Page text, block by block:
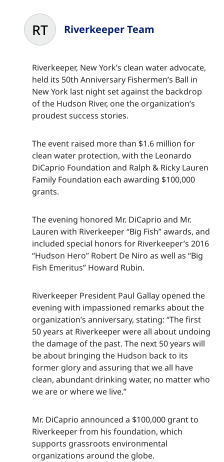
RT Riverkeeper Team
Riverkeeper, New York’s clean water advocate,
held its 50th Anniversary Fishermen’s Ball in
New York last night set against the backdrop
of the Hudson River, one the organization’s
proudest success stories.​​​​‌ ‍ ​‍​‍‌‍ ‌ ​‍‌‍‍‌‌‍‌ ‌‍‍‌‌‍ ‍​‍​‍​ ‍‍​‍​‍‌ ​ ‌‍​‌‌‍ ‍‌‍‍‌‌ ‌​‌ ‍‌​‍ ‍‌‍‍‌‌‍ ​‍​‍​‍ ​​‍​‍‌‍‍​‌ ​‍‌‍‌‌‌‍‌‍​‍​‍​ ‍‍​‍​‍‌‍‍​‌ ‌​‌ ‌​‌ ​​‌ ​ ​ ‍‍​‍ ​‍ ‌‍​ ‌‍ ‌‌ ​ ​‍ ‍‌‍ ‌‌‍​‌‌‍‍‌‌‍ ‍​‍ ‍​ ​‍​ ​​​ ​‍​ ‌​‌ ​‍‌‍‌‌‌‍‌​‌‍‌‌‌ ​ ‌‍‍‌‌‍‌ ‌‍ ‍​‍ ‍‌ ​‍‌‍‍‌‌ ‌‍‌‍‌‌‌ ​‍‌‍‍ ‌‍‌‌‌‍‌‌‌ ​​‌‍‌‌‌ ​‍​‍ ‍‌‍ ‌ ​‍‌‍‌ ​‍ ‌‍‍‌‌‍ ‍‌ ‌​‌‍‌‌‌‍ ‍‌ ‌​​‍ ‌‍‌‌‌‍‌​‌‍‍‌‌ ‌​​‍ ‌‍ ‌‌‍ ‌‍‌​‌‍‌‌​ ‌‌ ​​‌ ​‍‌‍‌‌‌ ​ ‌‍‌‌‌‍ ‍‌ ‌​‌‍​‌‌ ‌​‌‍‍‌‌‍ ‌‍ ‍​ ‍ ‌‍‍‌‌‍‌​​ ‌‌‍​‌‌‍​‌‌‍​‍‌‍​‍​ ‌‍​ ​‌​ ​ ‌‍​‍​‍ ‌​ ​​‌‍​‍‌‍‌‌​ ‌​​‍ ‌​ ‌​‌‍​‍‌‍​‍​ ​‌​‍ ‌‌‍​‌‌‍​‌‌‍‌‍‌‍‌‌​‍ ‌​ ​‌​ ​ ​ ‍​​ ‌​​ ‌‌​ ‌‍‌‍​ ​ ‌‍​ ‌​​ ‌‍‌‍‌‍​ ‌​​ ‍ ‌ ‌​‌ ‍‌‌ ​​‌‍‌‌​ ‌‌‍​‌‌ ​‍‌ ‌​‌‍‍‌‌‍​ ‌‍ ​‌‍‌‌​ ‍ ‌ ​​‌‍​‌‌ ‌​‌‍‍​​ ‌‌‍​ ‌‍ ‌‍ ‍‌ ‌​‌‍‌‌‌‍ ‍‌ ‌​​‍‌‌​ ‌‌‌​​‍‌‌ ‌‍‍ ‌‍‌‌‌ ‍‌​‍‌‌​ ​ ‌​‌​​‍‌‌​ ​ ‌​‌​​‍‌‌​ ​‍​ ​‍​ ‌ ​ ​​‌‍​‌‌‍‌‍‌‍‌‍‌‍‌​​ ​‍‌‍‌​​ ​‌‌‍‌‌​ ‌‍​ ​ ​‍‌‌​ ​‍​ ​‍​‍‌‌​ ‌‌‌​‌​​‍ ‍‌‍​ ‌‍‍​‌‍‍‌‌‍ ​‌‍‌​‌ ​‍‌‍‌‌‌‍ ‍​‍‌‌​ ‌‌‌​​‍‌‌ ‌‍‍ ‌‍‌‌‌ ‍‌​‍‌‌​ ​ ‌​‌​​‍‌‌​ ​ ‌​‌​​‍‌‌​ ​‍​ ​‍​ ‌ ​ ​​‌‍​‌‌‍‌‍‌‍‌‍‌‍‌​​ ​‍‌‍‌​​ ​‌‌‍‌‌​ ‌‍​ ​ ​ ​​​‍‌‌​ ​‍​ ​‍​‍‌‌​ ‌‌‌​‌​​‍ ‍‌ ‌​‌‍‌‌‌ ‍​‌ ‌​​ ‌‍​‍‌‍​‌‌ ​ ‌‍‌‌‌‌‌‌‌ ​‍‌‍ ​​ ‌‌‍‍​‌ ‌​‌ ‌​‌ ​​‌ ​ ​‍‌‌​ ​ ‌​​‌​‍‌‌​ ​‍‌​‌‍​‍‌‌​ ​‍‌​‌‍‌‍​ ‌‍ ‌‌ ​ ​‍ ‍‌‍ ‌‌‍​‌‌‍‍‌‌‍ ‍​‍ ‍​ ​‍​ ​​​ ​‍​ ‌​‌ ​‍‌‍‌‌‌‍‌​‌‍‌‌‌ ​ ‌‍‍‌‌‍‌ ‌‍ ‍​‍ ‍‌ ​‍‌‍‍‌‌ ‌‍‌‍‌‌‌ ​‍‌‍‍ ‌‍‌‌‌‍‌‌‌ ​​‌‍‌‌‌ ​‍​‍ ‍‌‍ ‌ ​‍‌‍‌ ​‍‌‍‌‍‍‌‌‍‌​​ ‌‌‍​‌‌‍​‌‌‍​‍‌‍​‍​ ‌‍​ ​‌​ ​ ‌‍​‍​‍ ‌​ ​​‌‍​‍‌‍‌‌​ ‌​​‍ ‌​ ‌​‌‍​‍‌‍​‍​ ​‌​‍ ‌‌‍​‌‌‍​‌‌‍‌‍‌‍‌‌​‍ ‌​ ​‌​ ​ ​ ‍​​ ‌​​ ‌‌​ ‌‍‌‍​ ​ ‌‍​ ‌​​ ‌‍‌‍‌‍​ ‌​​‍‌‍‌ ‌​‌ ‍‌‌ ​​‌‍‌‌​ ‌‌‍​‌‌ ​‍‌ ‌​‌‍‍‌‌‍​ ‌‍ ​‌‍‌‌​‍‌‍‌ ​​‌‍​‌‌ ‌​‌‍‍​​ ‌‌‍​ ‌‍ ‌‍ ‍‌ ‌​‌‍‌‌‌‍ ‍‌ ‌​​‍‌‌​ ‌‌‌​​‍‌‌ ‌‍‍ ‌‍‌‌‌ ‍‌​‍‌‌​ ​ ‌​‌​​‍‌‌​ ​ ‌​‌​​‍‌‌​ ​‍​ ​‍​ ‌ ​ ​​‌‍​‌‌‍‌‍‌‍‌‍‌‍‌​​ ​‍‌‍‌​​ ​‌‌‍‌‌​ ‌‍​ ​ ​‍‌‌​ ​‍​ ​‍​‍‌‌​ ‌‌‌​‌​​‍ ‍‌‍​ ‌‍‍​‌‍‍‌‌‍ ​‌‍‌​‌ ​‍‌‍‌‌‌‍ ‍​‍‌‌​ ‌‌‌​​‍‌‌ ‌‍‍ ‌‍‌‌‌ ‍‌​‍‌‌​ ​ ‌​‌​​‍‌‌​ ​ ‌​‌​​‍‌‌​ ​‍​ ​‍​ ‌ ​ ​​‌‍​‌‌‍‌‍‌‍‌‍‌‍‌​​ ​‍‌‍‌​​ ​‌‌‍‌‌​ ‌‍​ ​ ​ ​​​‍‌‌​ ​‍​ ​‍​‍‌‌​ ‌‌‌​‌​​‍ ‍‌ ‌​‌‍‌‌‌ ‍​‌ ‌​​‍‌‍‌ ​​‌‍‌‌‌ ​‍‌ ​ ‌ ​​‌‍‌‌‌‍​ ‌ ‌​‌‍‍‌‌ ‌‍‌‍‌‌​ ‌‌ ​​‌ ‌‌‌‍​‍‌‍ ​‌‍‍‌‌ ​ ‌‍‍​‌‍‌‌‌‍‌​​‍​‍‌ ‌
The event raised more than $1.6 million for
clean water protection, with the Leonardo
DiCaprio Foundation and Ralph & Ricky Lauren
Family Foundation each awarding $100,000
grants.​​​​‌ ‍ ​‍​‍‌‍ ‌ ​‍‌‍‍‌‌‍‌ ‌‍‍‌‌‍ ‍​‍​‍​ ‍‍​‍​‍‌ ​ ‌‍​‌‌‍ ‍‌‍‍‌‌ ‌​‌ ‍‌​‍ ‍‌‍‍‌‌‍ ​‍​‍​‍ ​​‍​‍‌‍‍​‌ ​‍‌‍‌‌‌‍‌‍​‍​‍​ ‍‍​‍​‍‌‍‍​‌ ‌​‌ ‌​‌ ​​‌ ​ ​ ‍‍​‍ ​‍ ‌‍​ ‌‍ ‌‌ ​ ​‍ ‍‌‍ ‌‌‍​‌‌‍‍‌‌‍ ‍​‍ ‍​ ​‍​ ​​​ ​‍​ ‌​‌ ​‍‌‍‌‌‌‍‌​‌‍‌‌‌ ​ ‌‍‍‌‌‍‌ ‌‍ ‍​‍ ‍‌ ​‍‌‍‍‌‌ ‌‍‌‍‌‌‌ ​‍‌‍‍ ‌‍‌‌‌‍‌‌‌ ​​‌‍‌‌‌ ​‍​‍ ‍‌‍ ‌ ​‍‌‍‌ ​‍ ‌‍‍‌‌‍ ‍‌ ‌​‌‍‌‌‌‍ ‍‌ ‌​​‍ ‌‍‌‌‌‍‌​‌‍‍‌‌ ‌​​‍ ‌‍ ‌‌‍ ‌‍‌​‌‍‌‌​ ‌‌ ​​‌ ​‍‌‍‌‌‌ ​ ‌‍‌‌‌‍ ‍‌ ‌​‌‍​‌‌ ‌​‌‍‍‌‌‍ ‌‍ ‍​ ‍ ‌‍‍‌‌‍‌​​ ‌‌‍​‌‌‍​‌‌‍​‍‌‍​‍​ ‌‍​ ​‌​ ​ ‌‍​‍​‍ ‌​ ​​‌‍​‍‌‍‌‌​ ‌​​‍ ‌​ ‌​‌‍​‍‌‍​‍​ ​‌​‍ ‌‌‍​‌‌‍​‌‌‍‌‍‌‍‌‌​‍ ‌​ ​‌​ ​ ​ ‍​​ ‌​​ ‌‌​ ‌‍‌‍​ ​ ‌‍​ ‌​​ ‌‍‌‍‌‍​ ‌​​ ‍ ‌ ‌​‌ ‍‌‌ ​​‌‍‌‌​ ‌‌‍​‌‌ ​‍‌ ‌​‌‍‍‌‌‍​ ‌‍ ​‌‍‌‌​ ‍ ‌ ​​‌‍​‌‌ ‌​‌‍‍​​ ‌‌‍​ ‌‍ ‌‍ ‍‌ ‌​‌‍‌‌‌‍ ‍‌ ‌​​‍‌‌​ ‌‌‌​​‍‌‌ ‌‍‍ ‌‍‌‌‌ ‍‌​‍‌‌​ ​ ‌​‌​​‍‌‌​ ​ ‌​‌​​‍‌‌​ ​‍​ ​‍​ ‍‌​ ​ ​ ​‌​ ​ ‌‍​ ​ ​‌‌‍​‌‌‍​ ​ ​‍‌‍​‌‌‍‌‌​ ‍​​‍‌‌​ ​‍​ ​‍​‍‌‌​ ‌‌‌​‌​​‍ ‍‌‍​ ‌‍‍​‌‍‍‌‌‍ ​‌‍‌​‌ ​‍‌‍‌‌‌‍ ‍​‍‌‌​ ‌‌‌​​‍‌‌ ‌‍‍ ‌‍‌‌‌ ‍‌​‍‌‌​ ​ ‌​‌​​‍‌‌​ ​ ‌​‌​​‍‌‌​ ​‍​ ​‍​ ‍‌​ ​ ​ ​‌​ ​ ‌‍​ ​ ​‌‌‍​‌‌‍​ ​ ​‍‌‍​‌‌‍‌‌​ ‍​​ ​​​‍‌‌​ ​‍​ ​‍​‍‌‌​ ‌‌‌​‌​​‍ ‍‌ ‌​‌‍‌‌‌ ‍​‌ ‌​​ ‌‍​‍‌‍​‌‌ ​ ‌‍‌‌‌‌‌‌‌ ​‍‌‍ ​​ ‌‌‍‍​‌ ‌​‌ ‌​‌ ​​‌ ​ ​‍‌‌​ ​ ‌​​‌​‍‌‌​ ​‍‌​‌‍​‍‌‌​ ​‍‌​‌‍‌‍​ ‌‍ ‌‌ ​ ​‍ ‍‌‍ ‌‌‍​‌‌‍‍‌‌‍ ‍​‍ ‍​ ​‍​ ​​​ ​‍​ ‌​‌ ​‍‌‍‌‌‌‍‌​‌‍‌‌‌ ​ ‌‍‍‌‌‍‌ ‌‍ ‍​‍ ‍‌ ​‍‌‍‍‌‌ ‌‍‌‍‌‌‌ ​‍‌‍‍ ‌‍‌‌‌‍‌‌‌ ​​‌‍‌‌‌ ​‍​‍ ‍‌‍ ‌ ​‍‌‍‌ ​‍‌‍‌‍‍‌‌‍‌​​ ‌‌‍​‌‌‍​‌‌‍​‍‌‍​‍​ ‌‍​ ​‌​ ​ ‌‍​‍​‍ ‌​ ​​‌‍​‍‌‍‌‌​ ‌​​‍ ‌​ ‌​‌‍​‍‌‍​‍​ ​‌​‍ ‌‌‍​‌‌‍​‌‌‍‌‍‌‍‌‌​‍ ‌​ ​‌​ ​ ​ ‍​​ ‌​​ ‌‌​ ‌‍‌‍​ ​ ‌‍​ ‌​​ ‌‍‌‍‌‍​ ‌​​‍‌‍‌ ‌​‌ ‍‌‌ ​​‌‍‌‌​ ‌‌‍​‌‌ ​‍‌ ‌​‌‍‍‌‌‍​ ‌‍ ​‌‍‌‌​‍‌‍‌ ​​‌‍​‌‌ ‌​‌‍‍​​ ‌‌‍​ ‌‍ ‌‍ ‍‌ ‌​‌‍‌‌‌‍ ‍‌ ‌​​‍‌‌​ ‌‌‌​​‍‌‌ ‌‍‍ ‌‍‌‌‌ ‍‌​‍‌‌​ ​ ‌​‌​​‍‌‌​ ​ ‌​‌​​‍‌‌​ ​‍​ ​‍​ ‍‌​ ​ ​ ​‌​ ​ ‌‍​ ​ ​‌‌‍​‌‌‍​ ​ ​‍‌‍​‌‌‍‌‌​ ‍​​‍‌‌​ ​‍​ ​‍​‍‌‌​ ‌‌‌​‌​​‍ ‍‌‍​ ‌‍‍​‌‍‍‌‌‍ ​‌‍‌​‌ ​‍‌‍‌‌‌‍ ‍​‍‌‌​ ‌‌‌​​‍‌‌ ‌‍‍ ‌‍‌‌‌ ‍‌​‍‌‌​ ​ ‌​‌​​‍‌‌​ ​ ‌​‌​​‍‌‌​ ​‍​ ​‍​ ‍‌​ ​ ​ ​‌​ ​ ‌‍​ ​ ​‌‌‍​‌‌‍​ ​ ​‍‌‍​‌‌‍‌‌​ ‍​​ ​​​‍‌‌​ ​‍​ ​‍​‍‌‌​ ‌‌‌​‌​​‍ ‍‌ ‌​‌‍‌‌‌ ‍​‌ ‌​​‍‌‍‌ ​​‌‍‌‌‌ ​‍‌ ​ ‌ ​​‌‍‌‌‌‍​ ‌ ‌​‌‍‍‌‌ ‌‍‌‍‌‌​ ‌‌ ​​‌ ‌‌‌‍​‍‌‍ ​‌‍‍‌‌ ​ ‌‍‍​‌‍‌‌‌‍‌​​‍​‍‌ ‌
The evening honored Mr. DiCaprio and Mr.
Lauren with Riverkeeper “Big Fish” awards, and
included special honors for Riverkeeper’s 2016
“Hudson Hero” Robert De Niro as well as “Big
Fish Emeritus” Howard Rubin.​​​​‌ ‍ ​‍​‍‌‍ ‌ ​‍‌‍‍‌‌‍‌ ‌‍‍‌‌‍ ‍​‍​‍​ ‍‍​‍​‍‌ ​ ‌‍​‌‌‍ ‍‌‍‍‌‌ ‌​‌ ‍‌​‍ ‍‌‍‍‌‌‍ ​‍​‍​‍ ​​‍​‍‌‍‍​‌ ​‍‌‍‌‌‌‍‌‍​‍​‍​ ‍‍​‍​‍‌‍‍​‌ ‌​‌ ‌​‌ ​​‌ ​ ​ ‍‍​‍ ​‍ ‌‍​ ‌‍ ‌‌ ​ ​‍ ‍‌‍ ‌‌‍​‌‌‍‍‌‌‍ ‍​‍ ‍​ ​‍​ ​​​ ​‍​ ‌​‌ ​‍‌‍‌‌‌‍‌​‌‍‌‌‌ ​ ‌‍‍‌‌‍‌ ‌‍ ‍​‍ ‍‌ ​‍‌‍‍‌‌ ‌‍‌‍‌‌‌ ​‍‌‍‍ ‌‍‌‌‌‍‌‌‌ ​​‌‍‌‌‌ ​‍​‍ ‍‌‍ ‌ ​‍‌‍‌ ​‍ ‌‍‍‌‌‍ ‍‌ ‌​‌‍‌‌‌‍ ‍‌ ‌​​‍ ‌‍‌‌‌‍‌​‌‍‍‌‌ ‌​​‍ ‌‍ ‌‌‍ ‌‍‌​‌‍‌‌​ ‌‌ ​​‌ ​‍‌‍‌‌‌ ​ ‌‍‌‌‌‍ ‍‌ ‌​‌‍​‌‌ ‌​‌‍‍‌‌‍ ‌‍ ‍​ ‍ ‌‍‍‌‌‍‌​​ ‌‌‍​‌‌‍​‌‌‍​‍‌‍​‍​ ‌‍​ ​‌​ ​ ‌‍​‍​‍ ‌​ ​​‌‍​‍‌‍‌‌​ ‌​​‍ ‌​ ‌​‌‍​‍‌‍​‍​ ​‌​‍ ‌‌‍​‌‌‍​‌‌‍‌‍‌‍‌‌​‍ ‌​ ​‌​ ​ ​ ‍​​ ‌​​ ‌‌​ ‌‍‌‍​ ​ ‌‍​ ‌​​ ‌‍‌‍‌‍​ ‌​​ ‍ ‌ ‌​‌ ‍‌‌ ​​‌‍‌‌​ ‌‌‍​‌‌ ​‍‌ ‌​‌‍‍‌‌‍​ ‌‍ ​‌‍‌‌​ ‍ ‌ ​​‌‍​‌‌ ‌​‌‍‍​​ ‌‌‍​ ‌‍ ‌‍ ‍‌ ‌​‌‍‌‌‌‍ ‍‌ ‌​​‍‌‌​ ‌‌‌​​‍‌‌ ‌‍‍ ‌‍‌‌‌ ‍‌​‍‌‌​ ​ ‌​‌​​‍‌‌​ ​ ‌​‌​​‍‌‌​ ​‍​ ​‍​ ‌‌​ ‌‍​ ​‌​ ‌ ‌‍​ ​ ‌‌​ ‌‌‌‍​‌​ ​​​ ​ ​ ‌ ‌‍​‍​‍‌‌​ ​‍​ ​‍​‍‌‌​ ‌‌‌​‌​​‍ ‍‌‍​ ‌‍‍​‌‍‍‌‌‍ ​‌‍‌​‌ ​‍‌‍‌‌‌‍ ‍​‍‌‌​ ‌‌‌​​‍‌‌ ‌‍‍ ‌‍‌‌‌ ‍‌​‍‌‌​ ​ ‌​‌​​‍‌‌​ ​ ‌​‌​​‍‌‌​ ​‍​ ​‍​ ‌‌​ ‌‍​ ​‌​ ‌ ‌‍​ ​ ‌‌​ ‌‌‌‍​‌​ ​​​ ​ ​ ‌ ‌‍​‍​ ​​​‍‌‌​ ​‍​ ​‍​‍‌‌​ ‌‌‌​‌​​‍ ‍‌ ‌​‌‍‌‌‌ ‍​‌ ‌​​ ‌‍​‍‌‍​‌‌ ​ ‌‍‌‌‌‌‌‌‌ ​‍‌‍ ​​ ‌‌‍‍​‌ ‌​‌ ‌​‌ ​​‌ ​ ​‍‌‌​ ​ ‌​​‌​‍‌‌​ ​‍‌​‌‍​‍‌‌​ ​‍‌​‌‍‌‍​ ‌‍ ‌‌ ​ ​‍ ‍‌‍ ‌‌‍​‌‌‍‍‌‌‍ ‍​‍ ‍​ ​‍​ ​​​ ​‍​ ‌​‌ ​‍‌‍‌‌‌‍‌​‌‍‌‌‌ ​ ‌‍‍‌‌‍‌ ‌‍ ‍​‍ ‍‌ ​‍‌‍‍‌‌ ‌‍‌‍‌‌‌ ​‍‌‍‍ ‌‍‌‌‌‍‌‌‌ ​​‌‍‌‌‌ ​‍​‍ ‍‌‍ ‌ ​‍‌‍‌ ​‍‌‍‌‍‍‌‌‍‌​​ ‌‌‍​‌‌‍​‌‌‍​‍‌‍​‍​ ‌‍​ ​‌​ ​ ‌‍​‍​‍ ‌​ ​​‌‍​‍‌‍‌‌​ ‌​​‍ ‌​ ‌​‌‍​‍‌‍​‍​ ​‌​‍ ‌‌‍​‌‌‍​‌‌‍‌‍‌‍‌‌​‍ ‌​ ​‌​ ​ ​ ‍​​ ‌​​ ‌‌​ ‌‍‌‍​ ​ ‌‍​ ‌​​ ‌‍‌‍‌‍​ ‌​​‍‌‍‌ ‌​‌ ‍‌‌ ​​‌‍‌‌​ ‌‌‍​‌‌ ​‍‌ ‌​‌‍‍‌‌‍​ ‌‍ ​‌‍‌‌​‍‌‍‌ ​​‌‍​‌‌ ‌​‌‍‍​​ ‌‌‍​ ‌‍ ‌‍ ‍‌ ‌​‌‍‌‌‌‍ ‍‌ ‌​​‍‌‌​ ‌‌‌​​‍‌‌ ‌‍‍ ‌‍‌‌‌ ‍‌​‍‌‌​ ​ ‌​‌​​‍‌‌​ ​ ‌​‌​​‍‌‌​ ​‍​ ​‍​ ‌‌​ ‌‍​ ​‌​ ‌ ‌‍​ ​ ‌‌​ ‌‌‌‍​‌​ ​​​ ​ ​ ‌ ‌‍​‍​‍‌‌​ ​‍​ ​‍​‍‌‌​ ‌‌‌​‌​​‍ ‍‌‍​ ‌‍‍​‌‍‍‌‌‍ ​‌‍‌​‌ ​‍‌‍‌‌‌‍ ‍​‍‌‌​ ‌‌‌​​‍‌‌ ‌‍‍ ‌‍‌‌‌ ‍‌​‍‌‌​ ​ ‌​‌​​‍‌‌​ ​ ‌​‌​​‍‌‌​ ​‍​ ​‍​ ‌‌​ ‌‍​ ​‌​ ‌ ‌‍​ ​ ‌‌​ ‌‌‌‍​‌​ ​​​ ​ ​ ‌ ‌‍​‍​ ​​​‍‌‌​ ​‍​ ​‍​‍‌‌​ ‌‌‌​‌​​‍ ‍‌ ‌​‌‍‌‌‌ ‍​‌ ‌​​‍‌‍‌ ​​‌‍‌‌‌ ​‍‌ ​ ‌ ​​‌‍‌‌‌‍​ ‌ ‌​‌‍‍‌‌ ‌‍‌‍‌‌​ ‌‌ ​​‌ ‌‌‌‍​‍‌‍ ​‌‍‍‌‌ ​ ‌‍‍​‌‍‌‌‌‍‌​​‍​‍‌ ‌
Riverkeeper President Paul Gallay opened the
evening with impassioned remarks about the
organization’s anniversary, stating: “The first
50 years at Riverkeeper were all about undoing
the damage of the past. The next 50 years will
be about bringing the Hudson back to its
former glory and assuring that we all have
clean, abundant drinking water, no matter who
we are or where we live.”​​​​‌ ‍ ​‍​‍‌‍ ‌ ​‍‌‍‍‌‌‍‌ ‌‍‍‌‌‍ ‍​‍​‍​ ‍‍​‍​‍‌ ​ ‌‍​‌‌‍ ‍‌‍‍‌‌ ‌​‌ ‍‌​‍ ‍‌‍‍‌‌‍ ​‍​‍​‍ ​​‍​‍‌‍‍​‌ ​‍‌‍‌‌‌‍‌‍​‍​‍​ ‍‍​‍​‍‌‍‍​‌ ‌​‌ ‌​‌ ​​‌ ​ ​ ‍‍​‍ ​‍ ‌‍​ ‌‍ ‌‌ ​ ​‍ ‍‌‍ ‌‌‍​‌‌‍‍‌‌‍ ‍​‍ ‍​ ​‍​ ​​​ ​‍​ ‌​‌ ​‍‌‍‌‌‌‍‌​‌‍‌‌‌ ​ ‌‍‍‌‌‍‌ ‌‍ ‍​‍ ‍‌ ​‍‌‍‍‌‌ ‌‍‌‍‌‌‌ ​‍‌‍‍ ‌‍‌‌‌‍‌‌‌ ​​‌‍‌‌‌ ​‍​‍ ‍‌‍ ‌ ​‍‌‍‌ ​‍ ‌‍‍‌‌‍ ‍‌ ‌​‌‍‌‌‌‍ ‍‌ ‌​​‍ ‌‍‌‌‌‍‌​‌‍‍‌‌ ‌​​‍ ‌‍ ‌‌‍ ‌‍‌​‌‍‌‌​ ‌‌ ​​‌ ​‍‌‍‌‌‌ ​ ‌‍‌‌‌‍ ‍‌ ‌​‌‍​‌‌ ‌​‌‍‍‌‌‍ ‌‍ ‍​ ‍ ‌‍‍‌‌‍‌​​ ‌‌‍​‌‌‍​‌‌‍​‍‌‍​‍​ ‌‍​ ​‌​ ​ ‌‍​‍​‍ ‌​ ​​‌‍​‍‌‍‌‌​ ‌​​‍ ‌​ ‌​‌‍​‍‌‍​‍​ ​‌​‍ ‌‌‍​‌‌‍​‌‌‍‌‍‌‍‌‌​‍ ‌​ ​‌​ ​ ​ ‍​​ ‌​​ ‌‌​ ‌‍‌‍​ ​ ‌‍​ ‌​​ ‌‍‌‍‌‍​ ‌​​ ‍ ‌ ‌​‌ ‍‌‌ ​​‌‍‌‌​ ‌‌‍​‌‌ ​‍‌ ‌​‌‍‍‌‌‍​ ‌‍ ​‌‍‌‌​ ‍ ‌ ​​‌‍​‌‌ ‌​‌‍‍​​ ‌‌‍​ ‌‍ ‌‍ ‍‌ ‌​‌‍‌‌‌‍ ‍‌ ‌​​‍‌‌​ ‌‌‌​​‍‌‌ ‌‍‍ ‌‍‌‌‌ ‍‌​‍‌‌​ ​ ‌​‌​​‍‌‌​ ​ ‌​‌​​‍‌‌​ ​‍​ ​‍​ ​ ​ ‌‌​ ‍​​ ​ ​ ‌​​ ​ ​ ​ ​ ‍​‌‍‌‌​ ​‌​ ‌‌​ ‌‍​‍‌‌​ ​‍​ ​‍​‍‌‌​ ‌‌‌​‌​​‍ ‍‌‍​ ‌‍‍​‌‍‍‌‌‍ ​‌‍‌​‌ ​‍‌‍‌‌‌‍ ‍​‍‌‌​ ‌‌‌​​‍‌‌ ‌‍‍ ‌‍‌‌‌ ‍‌​‍‌‌​ ​ ‌​‌​​‍‌‌​ ​ ‌​‌​​‍‌‌​ ​‍​ ​‍​ ​ ​ ‌‌​ ‍​​ ​ ​ ‌​​ ​ ​ ​ ​ ‍​‌‍‌‌​ ​‌​ ‌‌​ ‌‍​ ​​​‍‌‌​ ​‍​ ​‍​‍‌‌​ ‌‌‌​‌​​‍ ‍‌ ‌​‌‍‌‌‌ ‍​‌ ‌​​ ‌‍​‍‌‍​‌‌ ​ ‌‍‌‌‌‌‌‌‌ ​‍‌‍ ​​ ‌‌‍‍​‌ ‌​‌ ‌​‌ ​​‌ ​ ​‍‌‌​ ​ ‌​​‌​‍‌‌​ ​‍‌​‌‍​‍‌‌​ ​‍‌​‌‍‌‍​ ‌‍ ‌‌ ​ ​‍ ‍‌‍ ‌‌‍​‌‌‍‍‌‌‍ ‍​‍ ‍​ ​‍​ ​​​ ​‍​ ‌​‌ ​‍‌‍‌‌‌‍‌​‌‍‌‌‌ ​ ‌‍‍‌‌‍‌ ‌‍ ‍​‍ ‍‌ ​‍‌‍‍‌‌ ‌‍‌‍‌‌‌ ​‍‌‍‍ ‌‍‌‌‌‍‌‌‌ ​​‌‍‌‌‌ ​‍​‍ ‍‌‍ ‌ ​‍‌‍‌ ​‍‌‍‌‍‍‌‌‍‌​​ ‌‌‍​‌‌‍​‌‌‍​‍‌‍​‍​ ‌‍​ ​‌​ ​ ‌‍​‍​‍ ‌​ ​​‌‍​‍‌‍‌‌​ ‌​​‍ ‌​ ‌​‌‍​‍‌‍​‍​ ​‌​‍ ‌‌‍​‌‌‍​‌‌‍‌‍‌‍‌‌​‍ ‌​ ​‌​ ​ ​ ‍​​ ‌​​ ‌‌​ ‌‍‌‍​ ​ ‌‍​ ‌​​ ‌‍‌‍‌‍​ ‌​​‍‌‍‌ ‌​‌ ‍‌‌ ​​‌‍‌‌​ ‌‌‍​‌‌ ​‍‌ ‌​‌‍‍‌‌‍​ ‌‍ ​‌‍‌‌​‍‌‍‌ ​​‌‍​‌‌ ‌​‌‍‍​​ ‌‌‍​ ‌‍ ‌‍ ‍‌ ‌​‌‍‌‌‌‍ ‍‌ ‌​​‍‌‌​ ‌‌‌​​‍‌‌ ‌‍‍ ‌‍‌‌‌ ‍‌​‍‌‌​ ​ ‌​‌​​‍‌‌​ ​ ‌​‌​​‍‌‌​ ​‍​ ​‍​ ​ ​ ‌‌​ ‍​​ ​ ​ ‌​​ ​ ​ ​ ​ ‍​‌‍‌‌​ ​‌​ ‌‌​ ‌‍​‍‌‌​ ​‍​ ​‍​‍‌‌​ ‌‌‌​‌​​‍ ‍‌‍​ ‌‍‍​‌‍‍‌‌‍ ​‌‍‌​‌ ​‍‌‍‌‌‌‍ ‍​‍‌‌​ ‌‌‌​​‍‌‌ ‌‍‍ ‌‍‌‌‌ ‍‌​‍‌‌​ ​ ‌​‌​​‍‌‌​ ​ ‌​‌​​‍‌‌​ ​‍​ ​‍​ ​ ​ ‌‌​ ‍​​ ​ ​ ‌​​ ​ ​ ​ ​ ‍​‌‍‌‌​ ​‌​ ‌‌​ ‌‍​ ​​​‍‌‌​ ​‍​ ​‍​‍‌‌​ ‌‌‌​‌​​‍ ‍‌ ‌​‌‍‌‌‌ ‍​‌ ‌​​‍‌‍‌ ​​‌‍‌‌‌ ​‍‌ ​ ‌ ​​‌‍‌‌‌‍​ ‌ ‌​‌‍‍‌‌ ‌‍‌‍‌‌​ ‌‌ ​​‌ ‌‌‌‍​‍‌‍ ​‌‍‍‌‌ ​ ‌‍‍​‌‍‌‌‌‍‌​​‍​‍‌ ‌
Mr. DiCaprio announced a $100,000 grant to
Riverkeeper from his foundation, which
supports grassroots environmental
organizations around the globe.​​​​‌ ‍ ​‍​‍‌‍ ‌ ​‍‌‍‍‌‌‍‌ ‌‍‍‌‌‍ ‍​‍​‍​ ‍‍​‍​‍‌ ​ ‌‍​‌‌‍ ‍‌‍‍‌‌ ‌​‌ ‍‌​‍ ‍‌‍‍‌‌‍ ​‍​‍​‍ ​​‍​‍‌‍‍​‌ ​‍‌‍‌‌‌‍‌‍​‍​‍​ ‍‍​‍​‍‌‍‍​‌ ‌​‌ ‌​‌ ​​‌ ​ ​ ‍‍​‍ ​‍ ‌‍​ ‌‍ ‌‌ ​ ​‍ ‍‌‍ ‌‌‍​‌‌‍‍‌‌‍ ‍​‍ ‍​ ​‍​ ​​​ ​‍​ ‌​‌ ​‍‌‍‌‌‌‍‌​‌‍‌‌‌ ​ ‌‍‍‌‌‍‌ ‌‍ ‍​‍ ‍‌ ​‍‌‍‍‌‌ ‌‍‌‍‌‌‌ ​‍‌‍‍ ‌‍‌‌‌‍‌‌‌ ​​‌‍‌‌‌ ​‍​‍ ‍‌‍ ‌ ​‍‌‍‌ ​‍ ‌‍‍‌‌‍ ‍‌ ‌​‌‍‌‌‌‍ ‍‌ ‌​​‍ ‌‍‌‌‌‍‌​‌‍‍‌‌ ‌​​‍ ‌‍ ‌‌‍ ‌‍‌​‌‍‌‌​ ‌‌ ​​‌ ​‍‌‍‌‌‌ ​ ‌‍‌‌‌‍ ‍‌ ‌​‌‍​‌‌ ‌​‌‍‍‌‌‍ ‌‍ ‍​ ‍ ‌‍‍‌‌‍‌​​ ‌‌‍​‌‌‍​‌‌‍​‍‌‍​‍​ ‌‍​ ​‌​ ​ ‌‍​‍​‍ ‌​ ​​‌‍​‍‌‍‌‌​ ‌​​‍ ‌​ ‌​‌‍​‍‌‍​‍​ ​‌​‍ ‌‌‍​‌‌‍​‌‌‍‌‍‌‍‌‌​‍ ‌​ ​‌​ ​ ​ ‍​​ ‌​​ ‌‌​ ‌‍‌‍​ ​ ‌‍​ ‌​​ ‌‍‌‍‌‍​ ‌​​ ‍ ‌ ‌​‌ ‍‌‌ ​​‌‍‌‌​ ‌‌‍​‌‌ ​‍‌ ‌​‌‍‍‌‌‍​ ‌‍ ​‌‍‌‌​ ‍ ‌ ​​‌‍​‌‌ ‌​‌‍‍​​ ‌‌‍​ ‌‍ ‌‍ ‍‌ ‌​‌‍‌‌‌‍ ‍‌ ‌​​‍‌‌​ ‌‌‌​​‍‌‌ ‌‍‍ ‌‍‌‌‌ ‍‌​‍‌‌​ ​ ‌​‌​​‍‌‌​ ​ ‌​‌​​‍‌‌​ ​‍​ ​‍​ ‌‌​ ​​​ ​‍‌‍‌​​ ‌‌‌‍‌‌​ ​‌‌‍‌​​ ​​‌‍‌‌​ ‍‌​ ‍‌​‍‌‌​ ​‍​ ​‍​‍‌‌​ ‌‌‌​‌​​‍ ‍‌‍​ ‌‍‍​‌‍‍‌‌‍ ​‌‍‌​‌ ​‍‌‍‌‌‌‍ ‍​‍‌‌​ ‌‌‌​​‍‌‌ ‌‍‍ ‌‍‌‌‌ ‍‌​‍‌‌​ ​ ‌​‌​​‍‌‌​ ​ ‌​‌​​‍‌‌​ ​‍​ ​‍​ ‌‌​ ​​​ ​‍‌‍‌​​ ‌‌‌‍‌‌​ ​‌‌‍‌​​ ​​‌‍‌‌​ ‍‌​ ‍‌​ ​​​‍‌‌​ ​‍​ ​‍​‍‌‌​ ‌‌‌​‌​​‍ ‍‌ ‌​‌‍‌‌‌ ‍​‌ ‌​​ ‌‍​‍‌‍​‌‌ ​ ‌‍‌‌‌‌‌‌‌ ​‍‌‍ ​​ ‌‌‍‍​‌ ‌​‌ ‌​‌ ​​‌ ​ ​‍‌‌​ ​ ‌​​‌​‍‌‌​ ​‍‌​‌‍​‍‌‌​ ​‍‌​‌‍‌‍​ ‌‍ ‌‌ ​ ​‍ ‍‌‍ ‌‌‍​‌‌‍‍‌‌‍ ‍​‍ ‍​ ​‍​ ​​​ ​‍​ ‌​‌ ​‍‌‍‌‌‌‍‌​‌‍‌‌‌ ​ ‌‍‍‌‌‍‌ ‌‍ ‍​‍ ‍‌ ​‍‌‍‍‌‌ ‌‍‌‍‌‌‌ ​‍‌‍‍ ‌‍‌‌‌‍‌‌‌ ​​‌‍‌‌‌ ​‍​‍ ‍‌‍ ‌ ​‍‌‍‌ ​‍‌‍‌‍‍‌‌‍‌​​ ‌‌‍​‌‌‍​‌‌‍​‍‌‍​‍​ ‌‍​ ​‌​ ​ ‌‍​‍​‍ ‌​ ​​‌‍​‍‌‍‌‌​ ‌​​‍ ‌​ ‌​‌‍​‍‌‍​‍​ ​‌​‍ ‌‌‍​‌‌‍​‌‌‍‌‍‌‍‌‌​‍ ‌​ ​‌​ ​ ​ ‍​​ ‌​​ ‌‌​ ‌‍‌‍​ ​ ‌‍​ ‌​​ ‌‍‌‍‌‍​ ‌​​‍‌‍‌ ‌​‌ ‍‌‌ ​​‌‍‌‌​ ‌‌‍​‌‌ ​‍‌ ‌​‌‍‍‌‌‍​ ‌‍ ​‌‍‌‌​‍‌‍‌ ​​‌‍​‌‌ ‌​‌‍‍​​ ‌‌‍​ ‌‍ ‌‍ ‍‌ ‌​‌‍‌‌‌‍ ‍‌ ‌​​‍‌‌​ ‌‌‌​​‍‌‌ ‌‍‍ ‌‍‌‌‌ ‍‌​‍‌‌​ ​ ‌​‌​​‍‌‌​ ​ ‌​‌​​‍‌‌​ ​‍​ ​‍​ ‌‌​ ​​​ ​‍‌‍‌​​ ‌‌‌‍‌‌​ ​‌‌‍‌​​ ​​‌‍‌‌​ ‍‌​ ‍‌​‍‌‌​ ​‍​ ​‍​‍‌‌​ ‌‌‌​‌​​‍ ‍‌‍​ ‌‍‍​‌‍‍‌‌‍ ​‌‍‌​‌ ​‍‌‍‌‌‌‍ ‍​‍‌‌​ ‌‌‌​​‍‌‌ ‌‍‍ ‌‍‌‌‌ ‍‌​‍‌‌​ ​ ‌​‌​​‍‌‌​ ​ ‌​‌​​‍‌‌​ ​‍​ ​‍​ ‌‌​ ​​​ ​‍‌‍‌​​ ‌‌‌‍‌‌​ ​‌‌‍‌​​ ​​‌‍‌‌​ ‍‌​ ‍‌​ ​​​‍‌‌​ ​‍​ ​‍​‍‌‌​ ‌‌‌​‌​​‍ ‍‌ ‌​‌‍‌‌‌ ‍​‌ ‌​​‍‌‍‌ ​​‌‍‌‌‌ ​‍‌ ​ ‌ ​​‌‍‌‌‌‍​ ‌ ‌​‌‍‍‌‌ ‌‍‌‍‌‌​ ‌‌ ​​‌ ‌‌‌‍​‍‌‍ ​‌‍‍‌‌ ​ ‌‍‍​‌‍‌‌‌‍‌​​‍​‍‌ ‌